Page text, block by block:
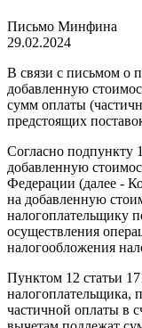
Письмо Минфина
29.02.2024
В связи с письмом о
добавленную
сумм оплаты
предстоящих
Согласно подпункту
добавленную
Федерации (далее -
на добавленную
налогоплательщику
осуществления
налогообложения
Пунктом 12 статьи
налогоплательщика,
частичной оплаты в